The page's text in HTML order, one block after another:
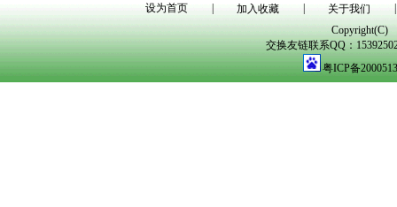
设为首页 加入收藏 关于我们
Copyright(C)
交换友链联系QQ：
粤ICP备